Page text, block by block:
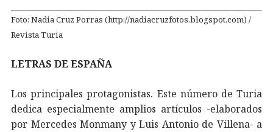
Foto: Nadia Cruz Porras (http://nadiacruzfotos.blogspot.com) /
Revista Turia
LETRAS DE ESPAÑA
Los principales protagonistas. Este número de Turia
dedica especialmente amplios artículos -elaborados
por Mercedes Monmany y Luis Antonio de Villena- a